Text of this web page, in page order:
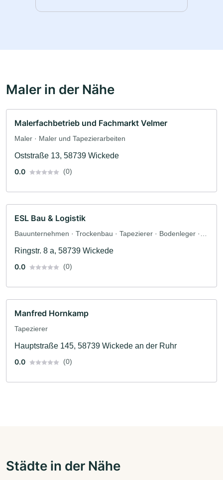
Maler in der Nähe
Malerfachbetrieb und Fachmarkt Velmer
Maler · Maler und Tapezierarbeiten
Oststraße 13, 58739 Wickede
0.0
(0)
ESL Bau & Logistik
Bauunternehmen · Trockenbau · Tapezierer · Bodenleger ·
Maler · Maler und Tapezierarbeiten
Ringstr. 8 a, 58739 Wickede
0.0
(0)
Manfred Hornkamp
Tapezierer
Hauptstraße 145, 58739 Wickede an der Ruhr
0.0
(0)
Städte in der Nähe